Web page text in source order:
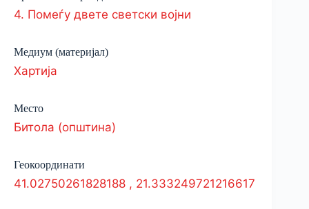
4. Помеѓу двете светски војни
Медиум (материјал)
Хартија
Место
Битола (општина)
Геокоординати
41.02750261828188 , 21.333249721216617